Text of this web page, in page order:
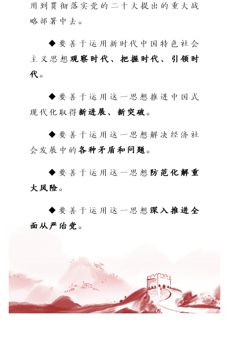
用到贯彻落实党的二十大提出的重大战
略部署中去。
◆要善于运用新时代中国特色社会
主义思想 观察时代、把握时代、引领时
代。
◆要善于运用这一思想推进中国式
现代化取得新进展、新突破。
◆要善于运用这一思想解决经济社
会发展中的 各种矛盾和问题。
◆要善于运用这一思想 防范化解重
大风险。
◆要善于运用这一思想 深入推进全
面从严治党 。